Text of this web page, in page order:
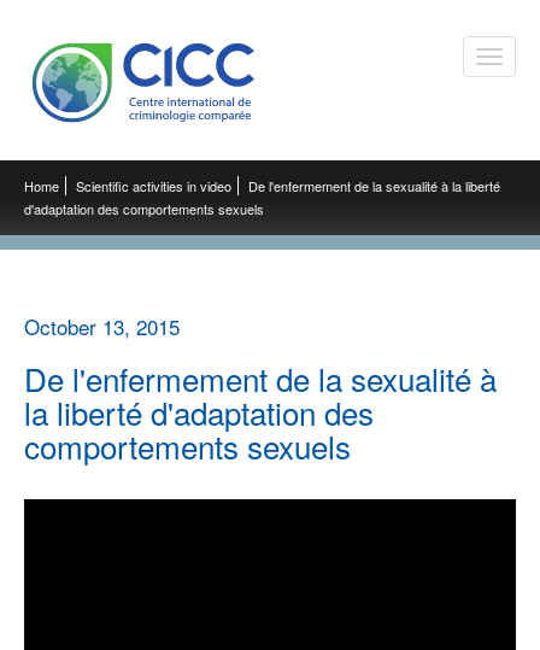
Toggle
Home Scientific activities in video
De l'enfermement de la sexualité à la liberté
d'adaptation des comportements sexuels
October 13, 2015
De l'enfermement de la sexualité à
la liberté d'adaptation des
comportements sexuels